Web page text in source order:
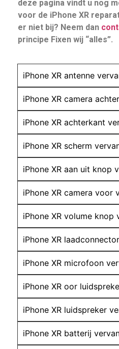
deze pagina vindt u nog
voor de iPhone XR
er niet bij? Neem dan
principe Fixen wij “alles”.
iPhone XR antenne
iPhone XR camera
iPhone XR achterkant
iPhone XR scherm
iPhone XR aan uit knop
iPhone XR camera
iPhone XR volume
iPhone XR
iPhone XR microfoon
iPhone XR oor
iPhone XR luidspreker
iPhone XR batterij